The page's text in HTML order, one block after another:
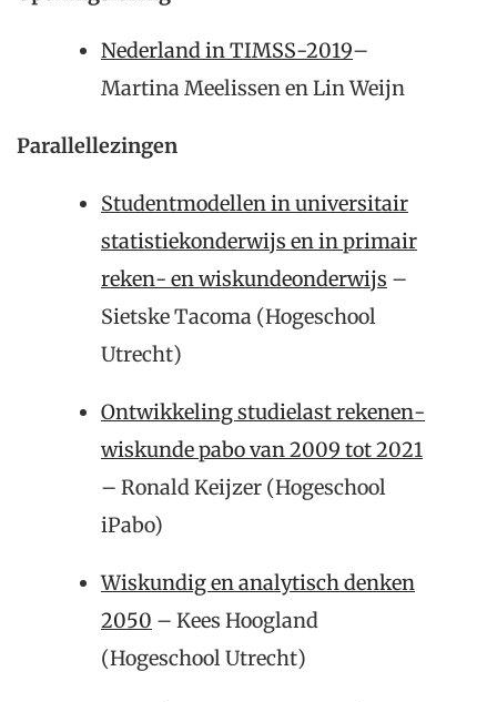
Nederland in TIMSS-2019–
Martina Meelissen en Lin Weijn
Parallellezingen
Studentmodellen in universitair
statistiekonderwijs en in primair
reken- en wiskundeonderwijs –
Sietske Tacoma (Hogeschool
Utrecht)
Ontwikkeling studielast rekenen-
wiskunde pabo van 2009 tot 2021
– Ronald Keijzer (Hogeschool
iPabo)
Wiskundig en analytisch denken
2050 – Kees Hoogland
(Hogeschool Utrecht)